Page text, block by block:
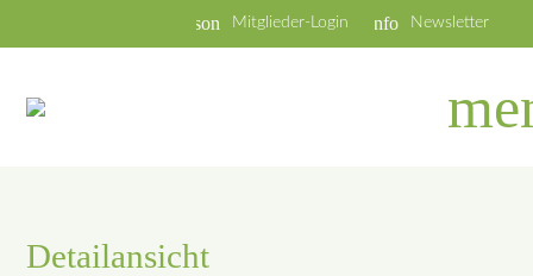
info Newsletter
person Mitglieder-Login
Detailansicht